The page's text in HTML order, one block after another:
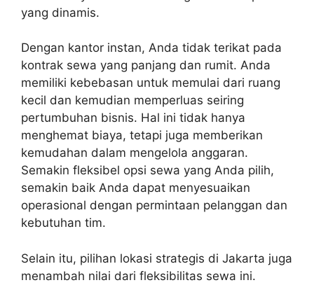
yang dinamis.
Dengan kantor instan, Anda tidak terikat pada
kontrak sewa yang panjang dan rumit. Anda
memiliki kebebasan untuk memulai dari ruang
kecil dan kemudian memperluas seiring
pertumbuhan bisnis. Hal ini tidak hanya
menghemat biaya, tetapi juga memberikan
kemudahan dalam mengelola anggaran.
Semakin fleksibel opsi sewa yang Anda pilih,
semakin baik Anda dapat menyesuaikan
operasional dengan permintaan pelanggan dan
kebutuhan tim.
Selain itu, pilihan lokasi strategis di Jakarta juga
menambah nilai dari fleksibilitas sewa ini.